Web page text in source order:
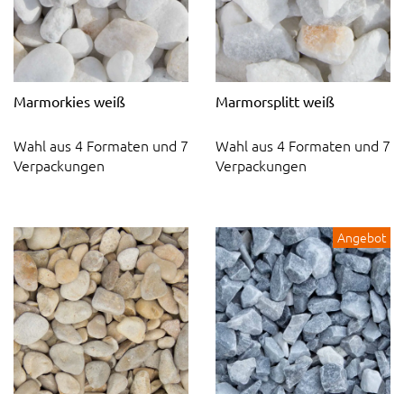
Marmorkies weiß
Wahl aus 4 Formaten und 7
Verpackungen
Marmorsplitt weiß
Wahl aus 4 Formaten und 7
Verpackungen
Angebot